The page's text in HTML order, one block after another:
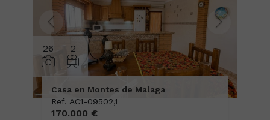
26 2
Casa en Montes de Malaga
Ref. AC1-09502,1
170.000 €